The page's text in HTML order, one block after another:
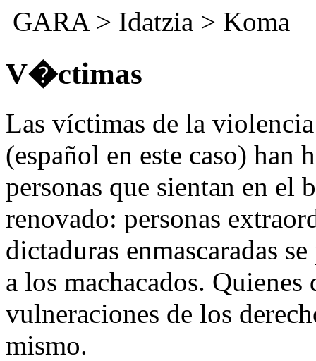
GARA> Idatzia > Koma
V�ctimas
Las víctimas de la
(español en este caso) han
personas que sientan en el
renovado: personas
dictaduras enmascaradas
a los machacados.
vulneraciones de los
mismo.